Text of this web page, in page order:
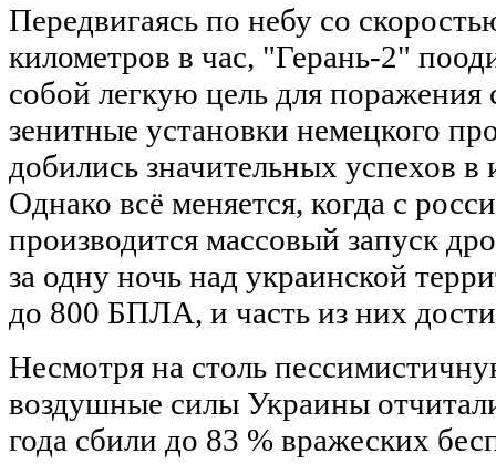
Передвигаясь по небу со
километров в час, "Герань-2"
собой легкую цель для
зенитные установки немецкого
добились значительных успехов
Однако всё меняется, когда с
производится массовый запуск
за одну ночь над украинской
до 800 БПЛА, и часть из них
Несмотря на столь
воздушные силы Украины
года сбили до 83 % вражеских